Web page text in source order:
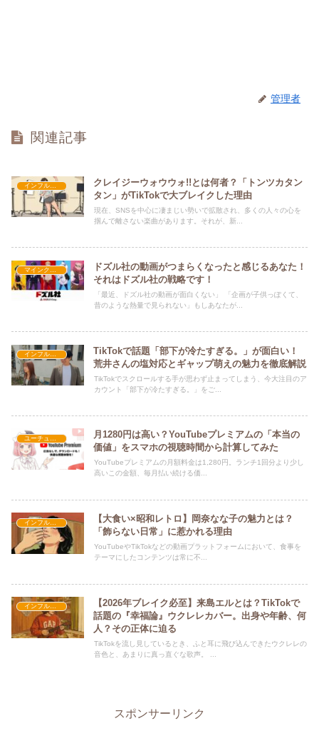
管理者
関連記事
クレイジーウォウウォ!!とは何者？「トンツカタン
タン」がTikTokで大ブレイクした理由
現在、SNSを中心に凄まじい勢いで拡散され、多くの人々の心を
掴んで離さない楽曲があります。それが、新...
ドズル社の動画がつまらくなったと感じるあなた！
それはドズル社の戦略です！
「最近、ドズル社の動画が面白くない」 「企画が子供っぽくて、
昔のような熱量で見られない」もしあなたが...
TikTokで話題「部下が冷たすぎる。」が面白い！
荒井さんの塩対応とギャップ萌えの魅力を徹底解説
TikTokでスクロールする手が思わず止まってしまう、今大注目のア
カウント「部下が冷たすぎる。」をご...
月1280円は高い？YouTubeプレミアムの「本当の
価値」をスマホの視聴時間から計算してみた
YouTubeプレミアムの月額料金は1,280円。ランチ1回分より少し
高いこの金額、毎月払い続ける価...
【大食い×昭和レトロ】岡奈なな子の魅力とは？
「飾らない日常」に惹かれる理由
YouTubeやTikTokなどの動画プラットフォームにおいて、食事を
テーマにしたコンテンツは常に不...
インフルエンサー紹介
【2026年ブレイク必至】来島エルとは？TikTokで
話題の『幸福論』ウクレレカバー。出身や年齢、何
人？その正体に迫る
TikTokを流し見しているとき、ふと耳に飛び込んできたウクレレの
音色と、あまりに真っ直ぐな歌声。 ...
スポンサーリンク